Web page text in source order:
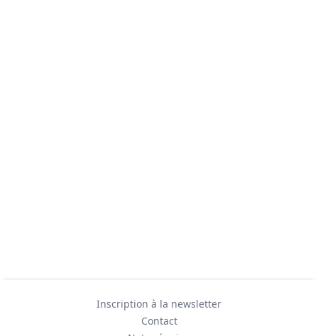
Inscription à la newsletter
Contact